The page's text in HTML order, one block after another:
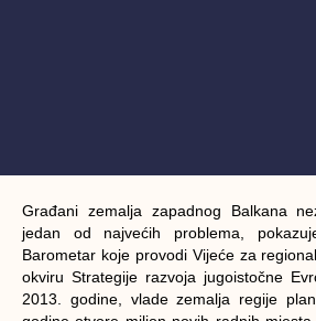
Građani zemalja zapadnog Balkana
jedan od najvećih problema,
Barometar koje provodi Vijeće za
okviru Strategije razvoja jugoistočne
2013. godine, vlade zemalja regije